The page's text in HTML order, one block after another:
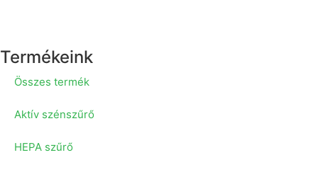
Termékeink
Összes termék
Aktív szénszűrő
HEPA szűrő